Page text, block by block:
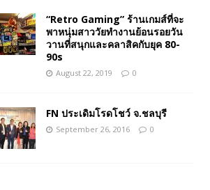
“Retro Gaming” ร้านเกมส์ที่จะ
พาหนุ่มสาววัยทำงานย้อนรอยวัน
วานที่สนุกและคลาสิคกับยุค 80-
90s
August 22, 2019 0
FN ประเดิมโรดโชว์ จ.ชลบุรี
September 26, 2016 0